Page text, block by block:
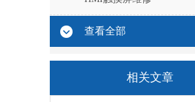
查看全部
相关文章